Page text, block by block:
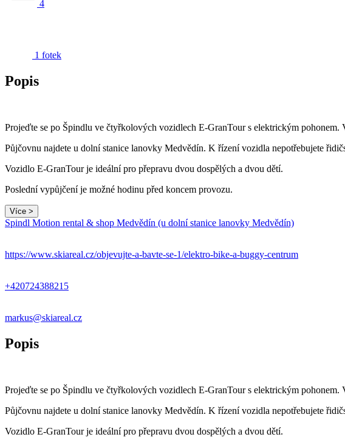
4
1 fotek
Popis
Projeďte se po Špindlu ve čtyřkolových vozidlech E-GranTour s elektrickým
Půjčovnu najdete u dolní stanice lanovky Medvědín. K řízení vozidla nepotřebujete
Vozidlo E-GranTour je ideální pro přepravu dvou dospělých a dvou dětí.
Poslední vypůjčení je možné hodinu před koncem provozu.
Více >
Spindl Motion rental & shop Medvědín (u dolní stanice lanovky Medvědín)
https://www.skiareal.cz/objevujte-a-bavte-se-1/elektro-bike-a-buggy-centrum
+420724388215
markus@skiareal.cz
Popis
Projeďte se po Špindlu ve čtyřkolových vozidlech E-GranTour s elektrickým
Půjčovnu najdete u dolní stanice lanovky Medvědín. K řízení vozidla nepotřebujete
Vozidlo E-GranTour je ideální pro přepravu dvou dospělých a dvou dětí.